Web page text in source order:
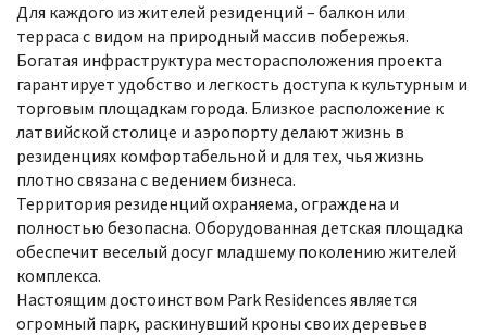
Kонтакты
Для каждого из жителей резиденций – балкон или
терраса с видом на природный массив побережья.
Богатая инфраструктура месторасположения проекта
гарантирует удобство и легкость доступа к культурным и
торговым площадкам города. Близкое расположение к
латвийской столице и аэропорту делают жизнь в
резиденциях комфортабельной и для тех, чья жизнь
плотно связана с ведением бизнеса.
Территория резиденций охраняема, ограждена и
полностью безопасна. Оборудованная детская площадка
обеспечит веселый досуг младшему поколению жителей
комплекса.
Настоящим достоинством Park Residences является
огромный парк, раскинувший кроны своих деревьев